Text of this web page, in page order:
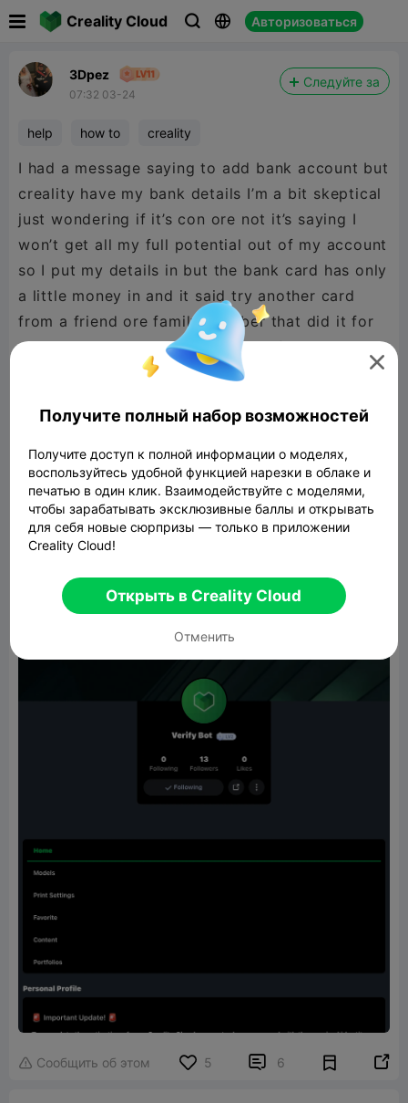
Creality Cloud   Авторизоваться
3Dpez
07:32 03-24
Следуйте за
help how to creality
I had a message saying to add bank account but
creality have my bank details I’m a bit skeptical
just wondering if it’s con ore not it’s saying I
won’t get all my full potential out of my account
so I put my details in but the bank card has only
a little money in and it said try another card
from a friend ore family member that did it for
me just need to know if it’s part of creality all
so it a automated service I pay for this service
is it part of creality@Creality @cici alfieanie
cici channel @CiCi @CrealityCloud
@CrealityCloud 0001@CrealityCloud Ethan
@Creality Cloud off.
 Сообщить об этом 5  6 

Получите полный набор возможностей
Получите доступ к полной информации о моделях,
воспользуйтесь удобной функцией нарезки в облаке и
печатью в один клик. Взаимодействуйте с моделями,
чтобы зарабатывать эксклюзивные баллы и открывать
для себя новые сюрпризы — только в приложении
Creality Cloud!
Открыть в Creality Cloud
Отменить